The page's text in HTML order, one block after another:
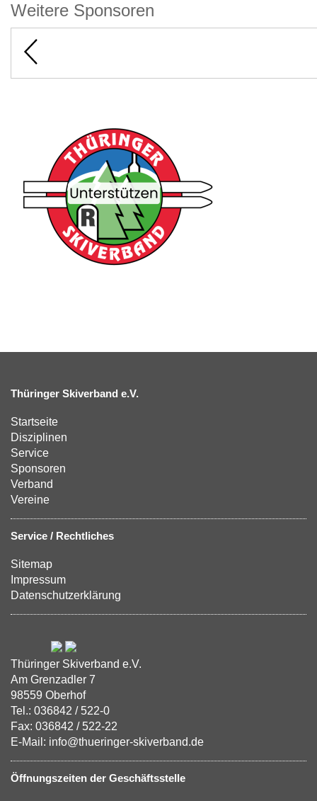
Weitere Sponsoren
Thüringer Skiverband e.V.
Startseite
Disziplinen
Service
Sponsoren
Verband
Vereine
Service / Rechtliches
Sitemap
Impressum
Datenschutzerklärung
Thüringer Skiverband e.V.
Am Grenzadler 7
98559 Oberhof
Tel.: 036842 / 522-0
Fax: 036842 / 522-22
E-Mail: info@thueringer-skiverband.de
Öffnungszeiten der Geschäftsstelle